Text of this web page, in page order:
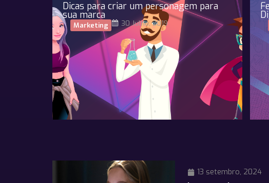
Dicas para criar um personagem para
sua marca
Marketing 30 Julho, 2019
13 setembro, 2024